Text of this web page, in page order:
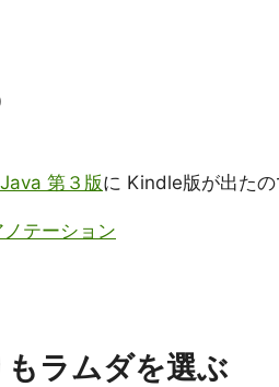
第３版に Kindle版が出たの
テーション
ラムダを選ぶ